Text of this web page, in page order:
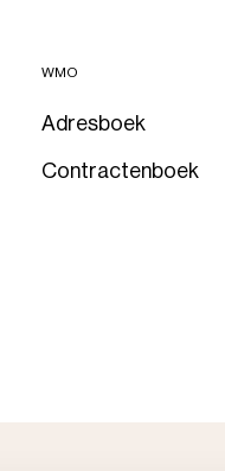
WMO
Adresboek
Contractenboek